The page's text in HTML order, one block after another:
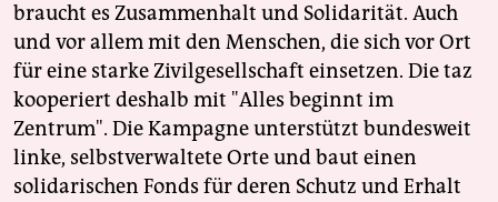
braucht es Zusammenhalt und Solidarität. Auch
und vor allem mit den Menschen, die sich vor Ort
für eine starke Zivilgesellschaft einsetzen. Die taz
kooperiert deshalb mit "Alles beginnt im
Zentrum". Die Kampagne unterstützt bundesweit
linke, selbstverwaltete Orte und baut einen
solidarischen Fonds für deren Schutz und Erhalt